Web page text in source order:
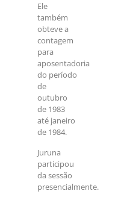
Ele
também
obteve a
contagem
para
aposentadoria
do período
de
outubro
de 1983
até janeiro
de 1984.
Juruna
participou
da sessão
presencialmente.